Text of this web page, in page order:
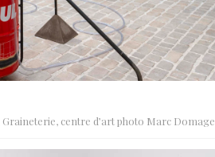
centre d’art photo Marc Domage